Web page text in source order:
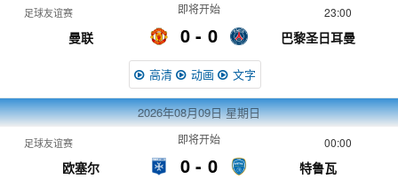
足球友谊赛 23:00
曼联 0
即将开始
巴黎圣日耳曼
0
高清 动画 文字
2026年08月09日 星期日
足球友谊赛 00:00
欧塞尔 0
即将开始
特鲁瓦
0